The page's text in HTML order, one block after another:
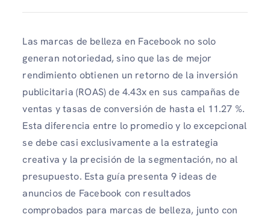
Las marcas de belleza en Facebook no solo
generan notoriedad, sino que las de mejor
rendimiento obtienen un retorno de la inversión
publicitaria (ROAS) de 4.43x en sus campañas de
ventas y tasas de conversión de hasta el 11.27 %.
Esta diferencia entre lo promedio y lo excepcional
se debe casi exclusivamente a la estrategia
creativa y la precisión de la segmentación, no al
presupuesto. Esta guía presenta 9 ideas de
anuncios de Facebook con resultados
comprobados para marcas de belleza, junto con